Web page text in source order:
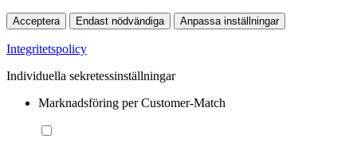
Acceptera Endast nödvändiga Anpassa inställningar
Integritetspolicy
Individuella sekretessinställningar
Marknadsföring per Customer-Match